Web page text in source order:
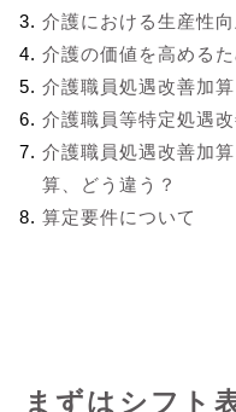
介護における生産性
介護の価値を高める
介護職員処遇改善加算
介護職員等特定処遇
介護職員処遇改善加
算、どう違う？
算定要件について
まずはシフト